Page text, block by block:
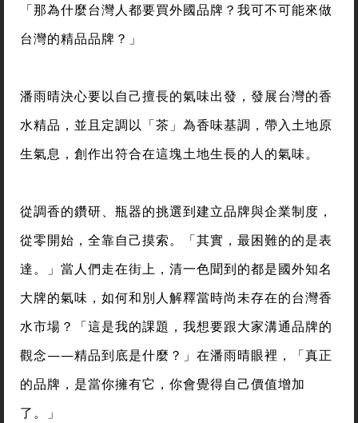
「那為什麼台灣人都要買外國品牌？我可不可能來做
台灣的精品品牌？」
潘雨晴決心要以自己擅長的氣味出發，發展台灣的香
水精品，並且定調以「茶」為香味基調，帶入土地原
生氣息，創作出符合在這塊土地生長的人的氣味。
從調香的鑽研、瓶器的挑選到建立品牌與企業制度，
從零開始，全靠自己摸索。「其實，最困難的的是表
達。」當人們走在街上，清一色聞到的都是國外知名
大牌的氣味，如何和別人解釋當時尚未存在的台灣香
水市場？「這是我的課題，我想要跟大家溝通品牌的
觀念——精品到底是什麼？」在潘雨晴眼裡，「真正
的品牌，是當你擁有它，你會覺得自己價值增加
了。」